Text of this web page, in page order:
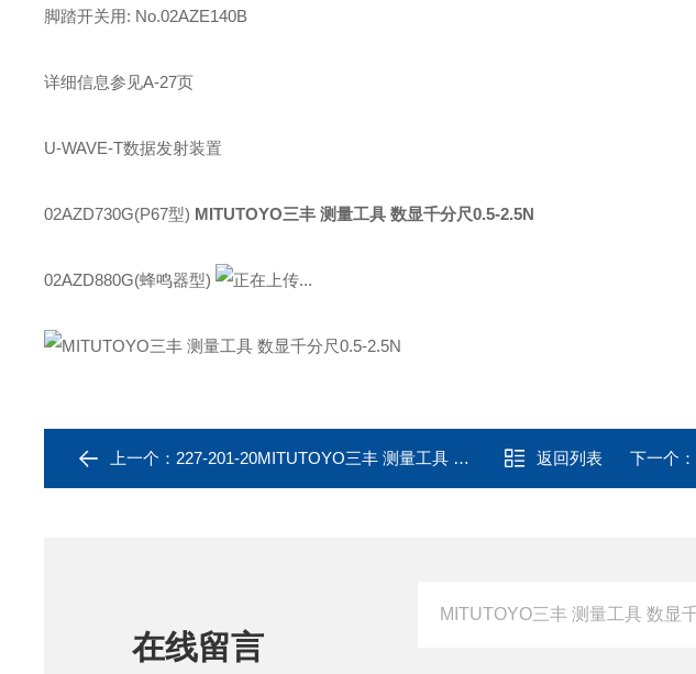
脚踏开关用: No.02AZE140B
详细信息参见A-27页
U-WAVE-T数据发射装置
02AZD730G(P67型) MITUTOYO三丰 测量工具 数显千分尺0.5-2.5N
02AZD880G(蜂鸣器型)
上一个： 227-201-20MITUTOYO三丰 测量工具 数显千分尺0.5-2.5N 返回列表 下一个：
在线留言